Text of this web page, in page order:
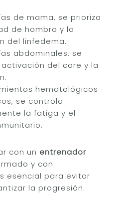
de mama, se prioriza
de hombro y la
del linfedema.
abdominales, se
del core y la
hematológicos
se controla
la fatiga y el
con un entrenador
y con
esencial para evitar
la progresión.
Oncológico
Obesidad
Foodie´s Book
Contacto
Blog